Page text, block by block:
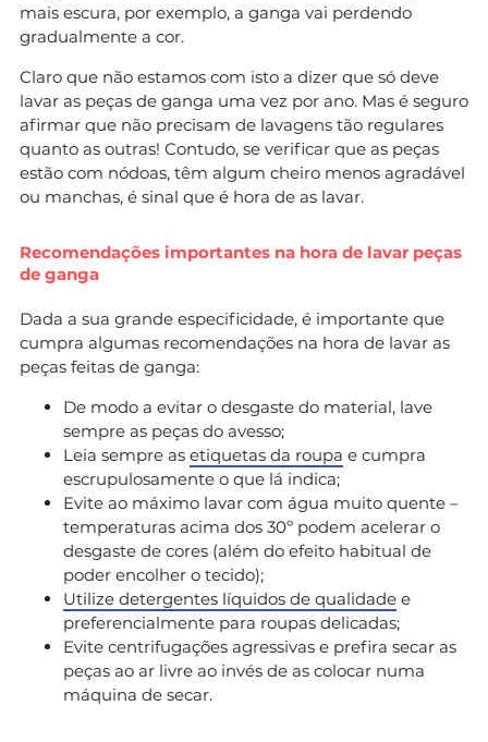
mais escura, por exemplo, a ganga vai perdendo
gradualmente a cor.
Claro que não estamos com isto a dizer que só deve
lavar as peças de ganga uma vez por ano. Mas é seguro
afirmar que não precisam de lavagens tão regulares
quanto as outras! Contudo, se verificar que as peças
estão com nódoas, têm algum cheiro menos agradável
ou manchas, é sinal que é hora de as lavar.
Recomendações importantes na hora de lavar peças
de ganga
Dada a sua grande especificidade, é importante que
cumpra algumas recomendações na hora de lavar as
peças feitas de ganga:
De modo a evitar o desgaste do material, lave
sempre as peças do avesso;
Leia sempre as etiquetas da roupa e cumpra
escrupulosamente o que lá indica;
Evite ao máximo lavar com água muito quente –
temperaturas acima dos 30º podem acelerar o
desgaste de cores (além do efeito habitual de
poder encolher o tecido);
Utilize detergentes líquidos de qualidade e
preferencialmente para roupas delicadas;
Evite centrifugações agressivas e prefira secar as
peças ao ar livre ao invés de as colocar numa
máquina de secar.